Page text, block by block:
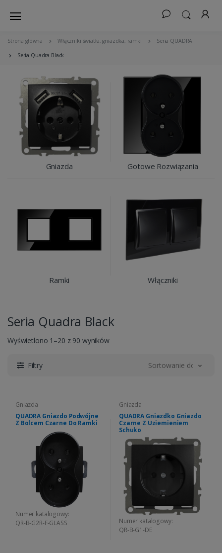
Strona główna Włączniki światła, gniazdka, ramki Seria QUADRA
Seria Quadra Black
Gniazda Gotowe Rozwiązania
Ramki Włączniki
Seria Quadra Black
Wyświetlono 1–20 z 90 wyników
Filtry Sortowanie domyślne
Gniazda
QUADRA Gniazdo Podwójne
Z Bolcem Czarne Do Ramki
Numer katalogowy:
QR-B-G2R-F-GLASS
Gniazda
QUADRA Gniazdko Gniazdo
Czarne Z Uziemieniem
Schuko
Numer katalogowy:
QR-B-G1-DE